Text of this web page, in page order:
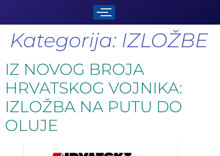
Kategorija: IZLOŽBE
IZ NOVOG BROJA
HRVATSKOG VOJNIKA:
IZLOŽBA NA PUTU DO
OLUJE